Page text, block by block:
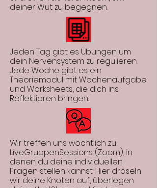
deiner Wut zu begegnen.
Jeden Tag gibt es Übungen um
dein Nervensystem zu regulieren.
Jede Woche gibt es ein
Theoriemodul mit Wochenaufgabe
und Worksheets, die dich ins
Reflektieren bringen.
Wir treffen uns wöchtlich zu
LiveGruppenSessions (Zoom), in
denen du deine individuellen
Fragen stellen kannst. Hier dröseln
wir deine Knoten auf, überlegen